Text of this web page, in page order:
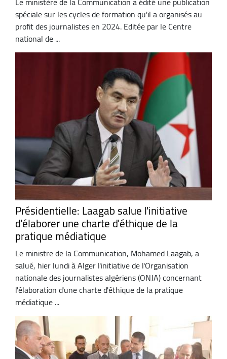
spéciale sur les cycles de formation qu'il a organisés au
profit des journalistes en 2024. Editée par le Centre
national de ...
Présidentielle: Laagab salue l'initiative
d'élaborer une charte d'éthique de la
pratique médiatique
Le ministre de la Communication, Mohamed Laagab, a
salué, hier lundi à Alger l'initiative de l'Organisation
nationale des journalistes algériens (ONJA) concernant
l'élaboration d'une charte d'éthique de la pratique
médiatique ...